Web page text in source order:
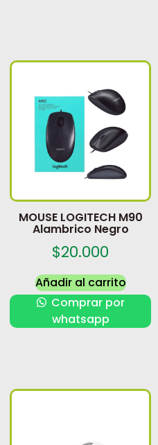
MOUSE LOGITECH M90
Alambrico Negro
$20.000
Añadir al carrito
Comprar por
whatsapp